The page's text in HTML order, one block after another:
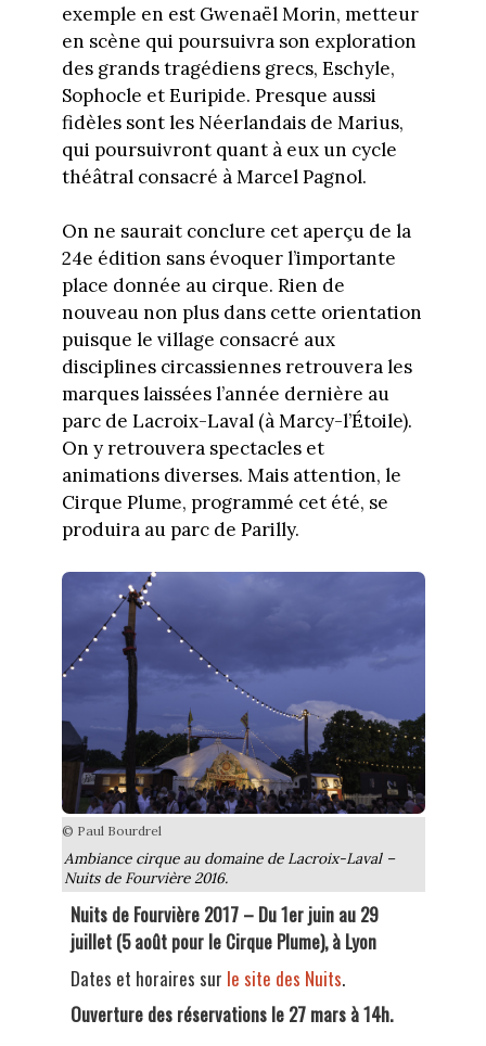
exemple en est Gwenaël Morin, metteur
en scène qui poursuivra son exploration
des grands tragédiens grecs, Eschyle,
Sophocle et Euripide. Presque aussi
fidèles sont les Néerlandais de Marius,
qui poursuivront quant à eux un cycle
théâtral consacré à Marcel Pagnol.
On ne saurait conclure cet aperçu de la
24e édition sans évoquer l’importante
place donnée au cirque. Rien de
nouveau non plus dans cette orientation
puisque le village consacré aux
disciplines circassiennes retrouvera les
marques laissées l’année dernière au
parc de Lacroix-Laval (à Marcy-l’Étoile).
On y retrouvera spectacles et
animations diverses. Mais attention, le
Cirque Plume, programmé cet été, se
produira au parc de Parilly.
© Paul Bourdrel
Ambiance cirque au domaine de Lacroix-Laval –
Nuits de Fourvière 2016.
Nuits de Fourvière 2017 – Du 1er juin au 29
juillet (5 août pour le Cirque Plume), à Lyon
Dates et horaires sur le site des Nuits.
Ouverture des réservations le 27 mars à 14h.